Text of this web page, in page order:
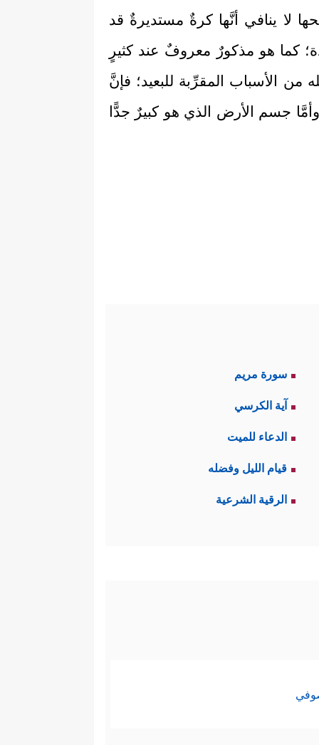
لا ينافي أنَّها كرةٌ مستديرةٌ قد
كما هو مذكورٌ معروفٌ عند كثيرٍ
الأسباب المقرِّبة للبعيد؛ فإنَّ
جسم الأرض الذي هو كبيرٌ جدًّا
سورة مريم
آية الكرسي
الدعاء للميت
قيام الليل وفضله
الرقية الشرعية